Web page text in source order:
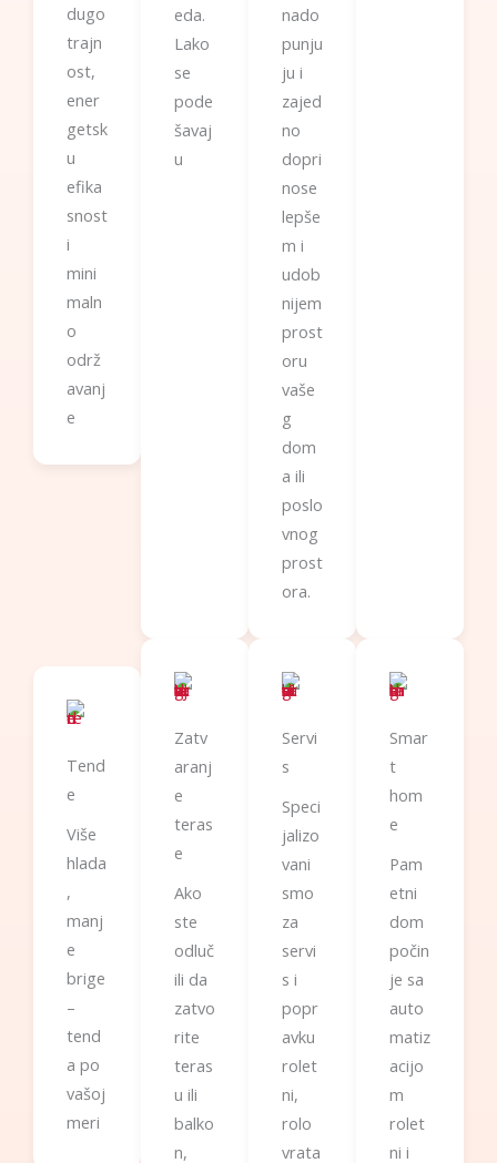
dugo
trajn
ost,
ener
getsk
u
efika
snost
i
mini
maln
o
održ
avanj
e
eda.
Lako
se
pode
šavaj
u
nado
punju
ju i
zajed
no
dopri
nose
lepše
m i
udob
nijem
prost
oru
vaše
g
dom
a ili
poslo
vnog
prost
ora.
Tend
e
Više
hlada
,
manj
e
brige
–
tend
a po
vašoj
meri
Zatv
aranj
e
teras
e
Ako
ste
odluč
ili da
zatvo
rite
teras
u ili
balko
n,
Servi
s
Speci
jalizo
vani
smo
za
servi
s i
popr
avku
rolet
ni,
rolo
vrata
Smar
t
hom
e
Pam
etni
dom
počin
je sa
auto
matiz
acijo
m
rolet
ni i